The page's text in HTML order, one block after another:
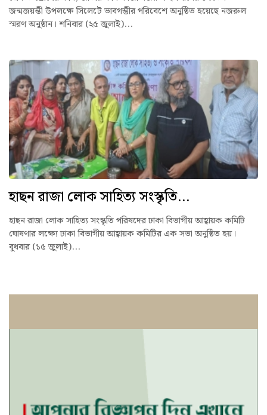
জন্মজয়ন্তী উপলক্ষে সিলেটে ভাবগম্ভীর পরিবেশে অনুষ্ঠিত হয়েছে নজরুল
স্মরণ অনুষ্ঠান। শনিবার (২৫ জুলাই)...
হাছন রাজা লোক সাহিত্য সংস্কৃতি...
হাছন রাজা লোক সাহিত্য সংস্কৃতি পরিষদের ঢাকা বিভাগীয় আহ্বায়ক কমিটি
ঘোষণার লক্ষ্যে ঢাকা বিভাগীয় আহ্বায়ক কমিটির এক সভা অনুষ্ঠিত হয়।
বুধবার (১৫ জুলাই)...